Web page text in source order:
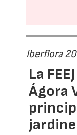
Iberflora
La
Ágora